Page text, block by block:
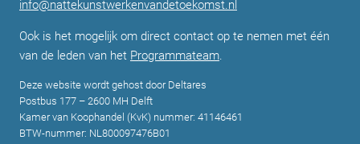
info@nattekunstwerkenvandetoekomst.nl
Ook is het mogelijk om direct contact op te nemen met één
van de leden van het Programmateam.
Deze website wordt gehost door Deltares
Postbus 177 – 2600 MH Delft
Kamer van Koophandel (KvK) nummer: 41146461
BTW-nummer: NL800097476B01